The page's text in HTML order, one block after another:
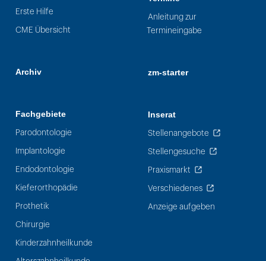
Erste Hilfe
CME Übersicht
Archiv
Fachgebiete
Parodontologie
Implantologie
Endodontologie
Kieferorthopädie
Prothetik
Chirurgie
Kinderzahnheilkunde
Anleitung zur
Termineingabe
zm-starter
Inserat
Stellenangebote
Stellengesuche
Praxismarkt
Verschiedenes
Anzeige aufgeben